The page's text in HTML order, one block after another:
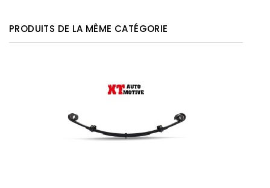
PRODUITS DE LA MÊME CATÉGORIE